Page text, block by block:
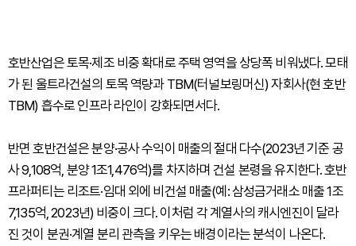
호반산업은 토목·제조 비중 확대로 주택 영역을 상당폭 비워냈다. 모태
가 된 울트라건설의 토목 역량과 TBM(터널보링머신) 자회사(현 호반
TBM) 흡수로 인프라 라인이 강화되면서다.
반면 호반건설은 분양·공사 수익이 매출의 절대 다수(2023년 기준 공
사 9,108억, 분양 1조1,476억)를 차지하며 건설 본령을 유지한다. 호반
프라퍼티는 리조트·임대 외에 비건설 매출(예: 삼성금거래소 매출 1조
7,135억, 2023년) 비중이 크다. 이처럼 각 계열사의 캐시엔진이 달라
진 것이 분권·계열 분리 관측을 키우는 배경이라는 분석이 나온다.